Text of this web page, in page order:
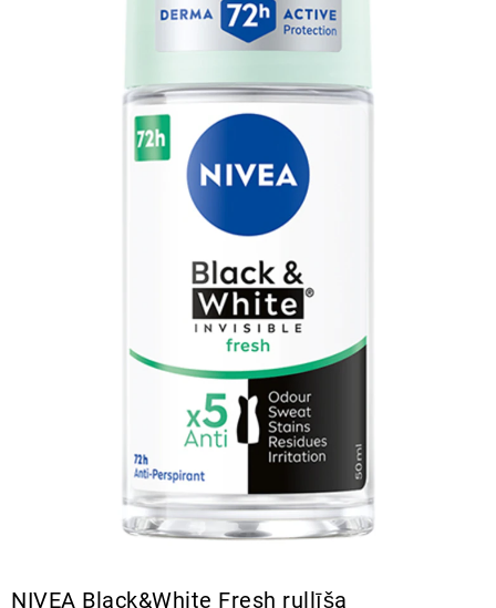
NIVEA Black&White Fresh rullīša